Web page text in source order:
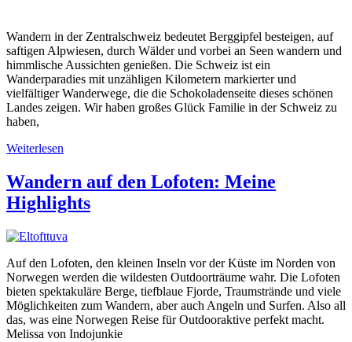
Wandern in der Zentralschweiz bedeutet Berggipfel besteigen, auf
saftigen Alpwiesen, durch Wälder und vorbei an Seen wandern und
himmlische Aussichten genießen. Die Schweiz ist ein
Wanderparadies mit unzähligen Kilometern markierter und
vielfältiger Wanderwege, die die Schokoladenseite dieses schönen
Landes zeigen. Wir haben großes Glück Familie in der Schweiz zu
haben,
Weiterlesen
Wandern auf den Lofoten: Meine
Highlights
Auf den Lofoten, den kleinen Inseln vor der Küste im Norden von
Norwegen werden die wildesten Outdoorträume wahr. Die Lofoten
bieten spektakuläre Berge, tiefblaue Fjorde, Traumstrände und viele
Möglichkeiten zum Wandern, aber auch Angeln und Surfen. Also all
das, was eine Norwegen Reise für Outdooraktive perfekt macht.
Melissa von Indojunkie